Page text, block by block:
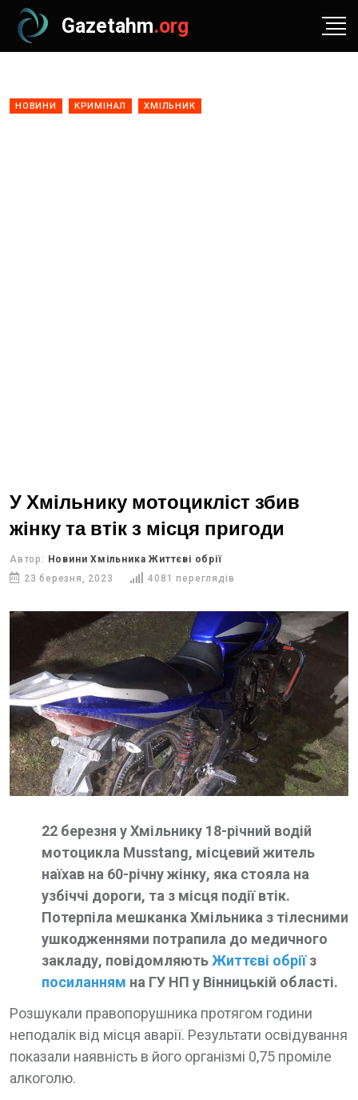
Gazetahm.org
НОВИНИ КРИМІНАЛ ХМІЛЬНИК
У Хмільнику мотоцикліст збив
жінку та втік з місця пригоди
Автор: Новини Хмільника Життєві обрії
23 березня, 2023
4081 переглядів
22 березня у Хмільнику 18-річний водій
мотоцикла Musstang, місцевий житель
наїхав на 60-річну жінку, яка стояла на
узбіччі дороги, та з місця події втік.
Потерпіла мешканка Хмільника з тілесними
ушкодженнями потрапила до медичного
закладу, повідомляютьЖиттєві обріїз
посиланням на ГУ НП у Вінницькій області.
Розшукали правопорушника протягом години
неподалік від місця аварії. Результати освідування
показали наявність в його організмі 0,75 проміле
алкоголю.